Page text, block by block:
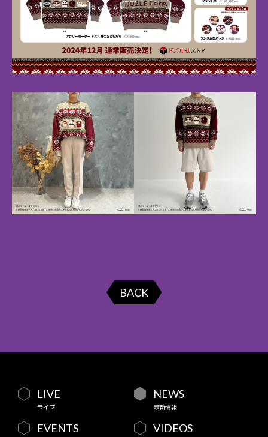
BACK
LIVE
ライブ
NEWS
最新情報
EVENTS VIDEOS